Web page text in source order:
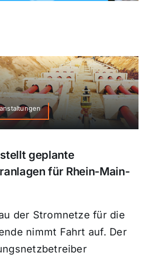
geplante
für Rhein-Main-
der Stromnetze für die
nimmt Fahrt auf. Der